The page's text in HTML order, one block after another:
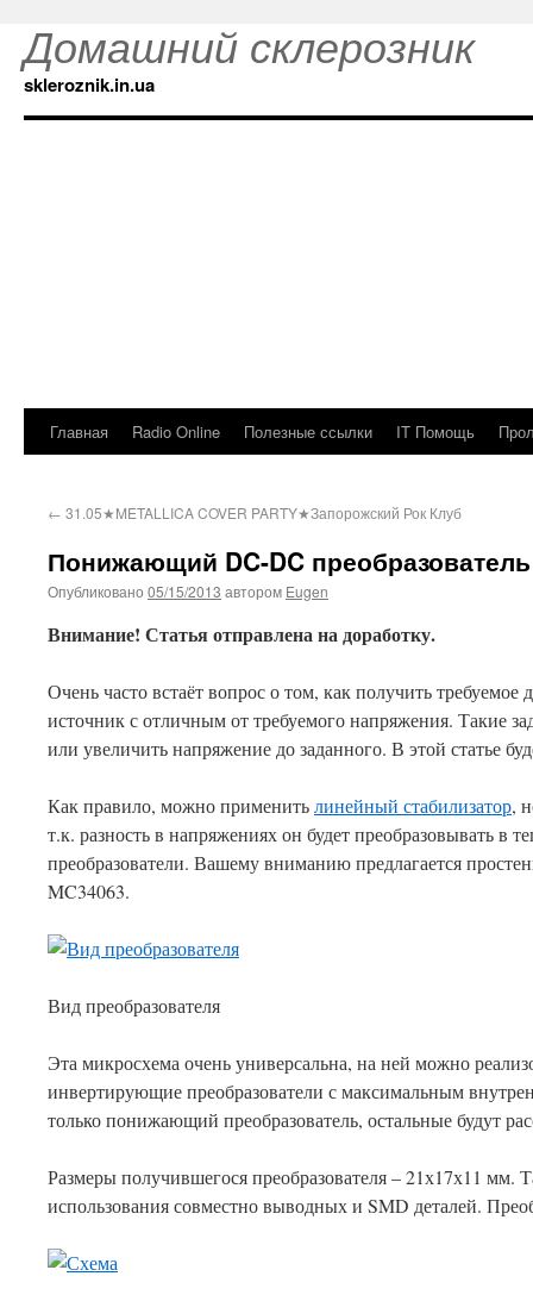
Домашний склерозник
skleroznik.in.ua
Главная Radio Online Полезные ссылки IT Помощь
← 31.05★METALLICA COVER PARTY★Запорожский Рок Клуб
Понижающий DC-DC
Опубликовано 05/15/2013 автором Eugen
Внимание! Статья отправлена на доработку.
Очень часто встаёт вопрос о том, как получить
источник с отличным от требуемого напряжения. Такие
или увеличить напряжение до заданного. В этой статье
Как правило, можно применитьлинейный стабилизатор,
т.к. разность в напряжениях он будет преобразовывать в
преобразователи. Вашему вниманию предлагается
MC34063.
Вид преобразователя
Эта микросхема очень универсальна, на ней можно
инвертирующие преобразователи с максимальным
только понижающий преобразователь, остальные будут
Размеры получившегося преобразователя – 21х17х11 мм.
использования совместно выводных и SMD деталей.